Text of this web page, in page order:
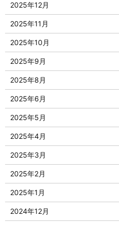
2025年12月
2025年11月
2025年10月
2025年9月
2025年8月
2025年6月
2025年5月
2025年4月
2025年3月
2025年2月
2025年1月
2024年12月